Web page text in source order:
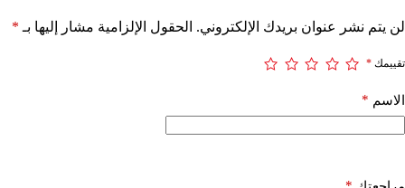
لن يتم نشر عنوان بريدك الإلكتروني. الحقول الإلزامية مشار إليها بـ *
تقييمك *
الاسم *
*